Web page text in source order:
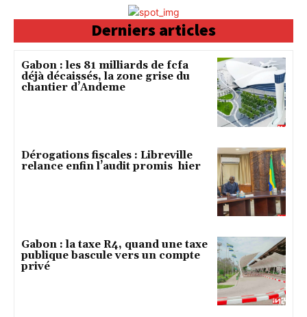
Derniers articles
Gabon : les 81 milliards de fcfa
déjà décaissés, la zone grise du
chantier d’Andeme
Dérogations fiscales : Libreville
relance enfin l’audit promis hier
Gabon : la taxe R4, quand une taxe
publique bascule vers un compte
privé